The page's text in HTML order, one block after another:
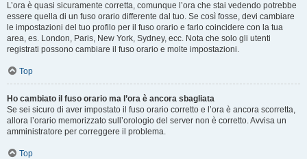
L’ora è quasi sicuramente corretta, comunque l’ora che stai vedendo potrebbe
essere quella di un fuso orario differente dal tuo. Se così fosse, devi cambiare
le impostazioni del tuo profilo per il fuso orario e farlo coincidere con la tua
area, es. London, Paris, New York, Sydney, ecc. Nota che solo gli utenti
registrati possono cambiare il fuso orario e molte impostazioni.
Top
Ho cambiato il fuso orario ma l’ora è ancora sbagliata
Se sei sicuro di aver impostato il fuso orario corretto e l’ora è ancora scorretta,
allora l’orario memorizzato sull’orologio del server non è corretto. Avvisa un
amministratore per correggere il problema.
Top